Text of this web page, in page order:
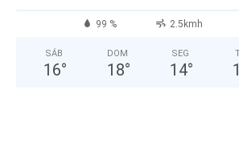
99 % 2.5kmh
SÁB
16°
DOM
18°
SEG
14°